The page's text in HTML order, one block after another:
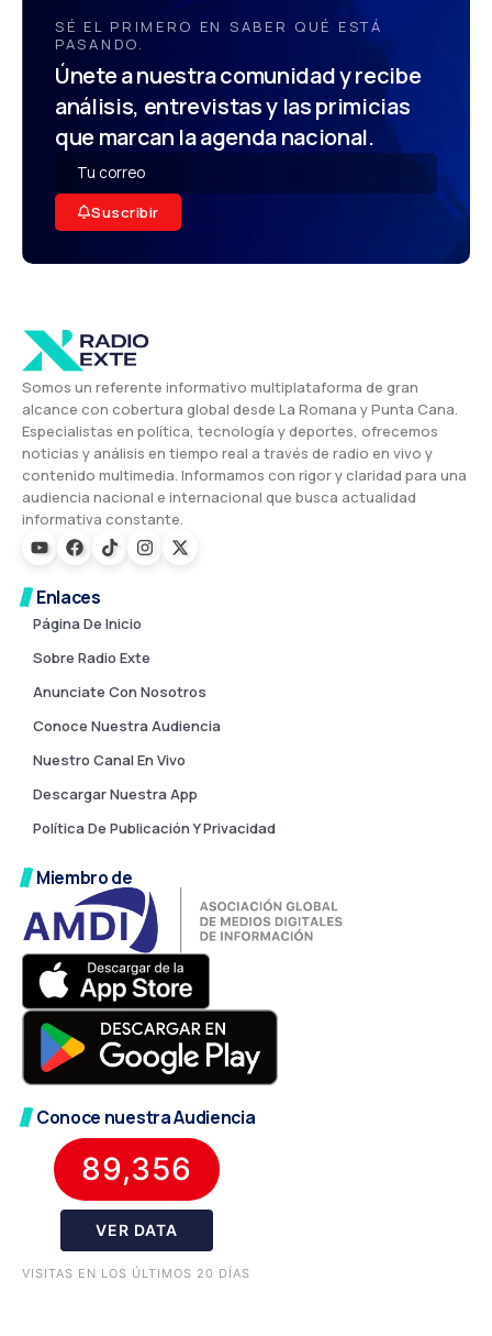
SÉ EL PRIMERO EN SABER QUÉ ESTÁ
PASANDO.
Únete a nuestra comunidad y recibe
análisis, entrevistas y las primicias
que marcan la agenda nacional.
Suscribir
Somos un referente informativo multiplataforma de gran
alcance con cobertura global desde La Romana y Punta Cana.
Especialistas en política, tecnología y deportes, ofrecemos
noticias y análisis en tiempo real a través de radio en vivo y
contenido multimedia. Informamos con rigor y claridad para una
audiencia nacional e internacional que busca actualidad
informativa constante.
Enlaces
Página De Inicio
Sobre Radio Exte
Anunciate Con Nosotros
Conoce Nuestra Audiencia
Nuestro Canal En Vivo
Descargar Nuestra App
Política De Publicación Y Privacidad
Miembro de
Conoce nuestra Audiencia
89,356
VER DATA
VISITAS EN LOS ÚLTIMOS 20 DÍAS